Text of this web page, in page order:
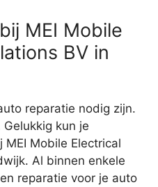
MEI Mobile
BV in
reparatie nodig zijn.
kun je
Mobile Electrical
Al binnen enkele
reparatie voor je auto